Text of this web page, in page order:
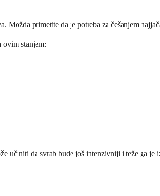
primetite da je potreba za češanjem
ovim stanjem:
učiniti da svrab bude još intenzivniji i teže ga je